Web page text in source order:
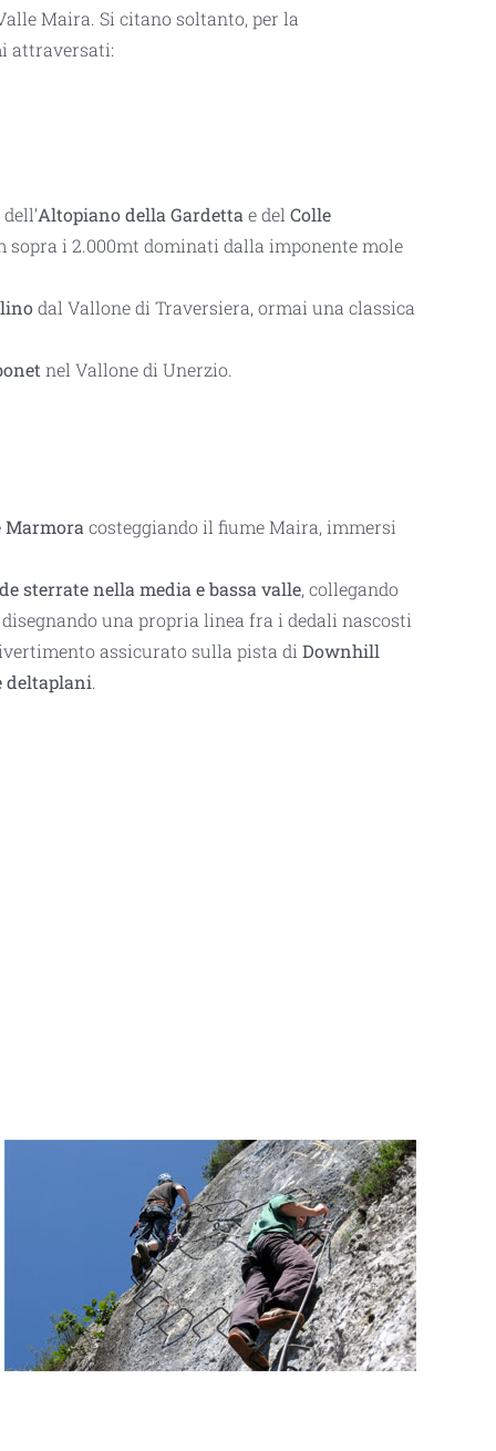
Maira. Si citano soltanto, per la
attraversati:
Altopiano della Gardetta e del Colle
sopra i 2.000mt dominati dalla imponente mole
dal Vallone di Traversiera, ormai una classica
nel Vallone di Unerzio.
Marmora costeggiando il fiume Maira, immersi
sterrate nella media e bassa valle, collegando
una propria linea fra i dedali nascosti
assicurato sulla pista di Downhill
deltaplani.